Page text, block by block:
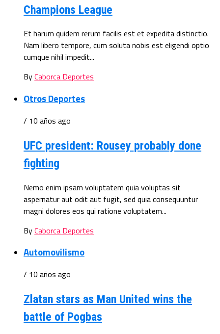
Champions League
Et harum quidem rerum facilis est et expedita distinctio.
Nam libero tempore, cum soluta nobis est eligendi optio
cumque nihil impedit...
ByCaborca Deportes
Otros Deportes
/ 10 años ago
UFC president: Rousey probably done
fighting
Nemo enim ipsam voluptatem quia voluptas sit
aspernatur aut odit aut fugit, sed quia consequuntur
magni dolores eos qui ratione voluptatem...
ByCaborca Deportes
Automovilismo
/ 10 años ago
Zlatan stars as Man United wins the
battle of Pogbas